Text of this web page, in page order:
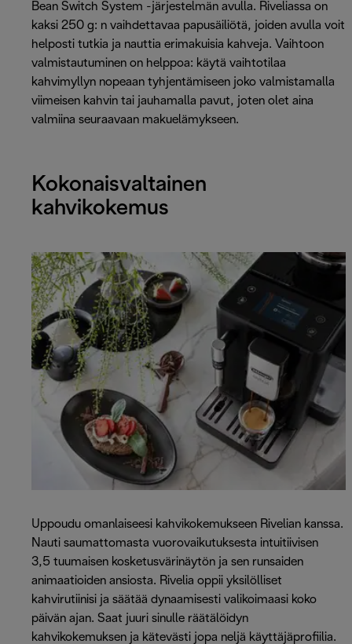
Bean Switch System -järjestelmän avulla. Riveliassa on
kaksi 250 g: n vaihdettavaa papusäiliötä, joiden avulla voit
helposti tutkia ja nauttia erimakuisia kahveja. Vaihtoon
valmistautuminen on helppoa: käytä vaihtotilaa
kahvimyllyn nopeaan tyhjentämiseen joko valmistamalla
viimeisen kahvin tai jauhamalla pavut, joten olet aina
valmiina seuraavaan makuelämykseen.
Kokonaisvaltainen
kahvikokemus
Uppoudu omanlaiseesi kahvikokemukseen Rivelian kanssa.
Nauti saumattomasta vuorovaikutuksesta intuitiivisen
3,5 tuumaisen kosketusvärinäytön ja sen runsaiden
animaatioiden ansiosta. Rivelia oppii yksilölliset
kahvirutiinisi ja säätää dynaamisesti valikoimaasi koko
päivän ajan. Saat juuri sinulle räätälöidyn
kahvikokemuksen ja kätevästi jopa neljä käyttäjäprofiilia.